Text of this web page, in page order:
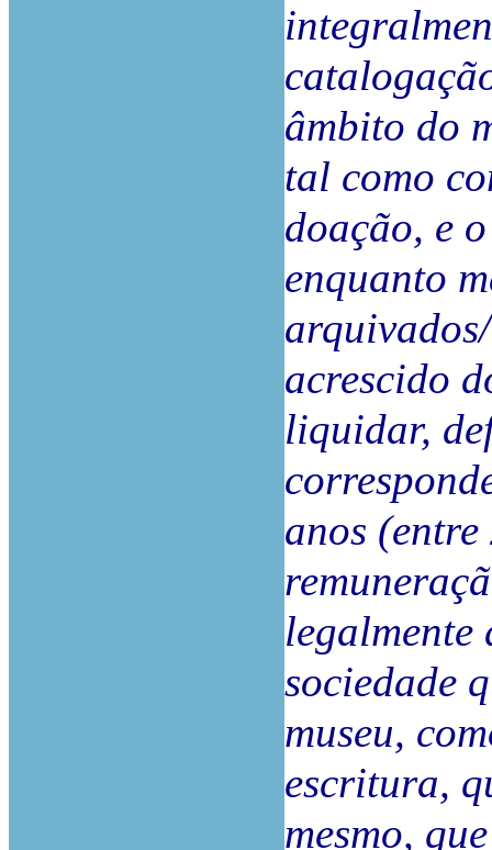
âmbito do
tal como
doação, e
enquanto
acrescido
liquidar,
anos
sociedade
museu,
escritura,
mesmo,